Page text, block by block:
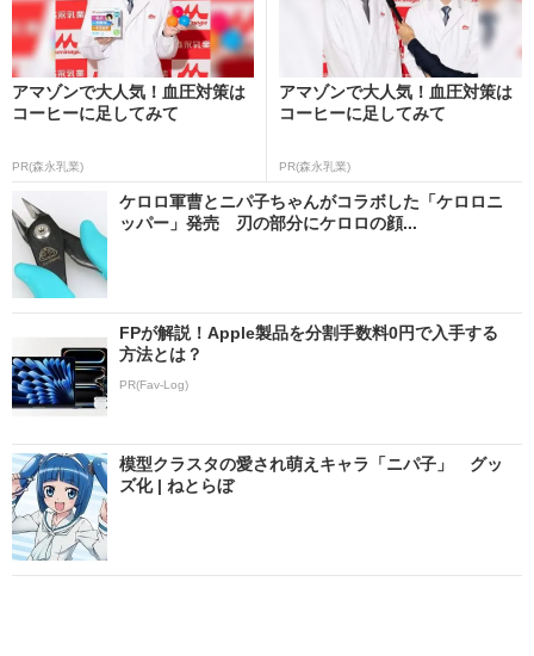
アマゾンで大人気！血圧対策は
コーヒーに足してみて
PR(森永乳業)
アマゾンで大人気！血圧対策は
コーヒーに足してみて
PR(森永乳業)
ケロロ軍曹とニパ子ちゃんがコラボした「ケロロニ
ッパー」発売 刃の部分にケロロの顔...
FPが解説！Apple製品を分割手数料0円で入手する
方法とは？
PR(Fav-Log)
模型クラスタの愛され萌えキャラ「ニパ子」 グッ
ズ化 | ねとらぼ